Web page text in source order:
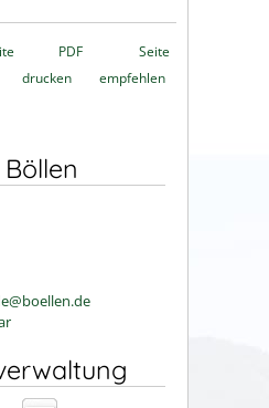
PDF
drucken
Seite
empfehlen